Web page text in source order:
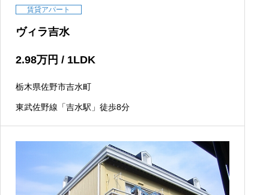
賃貸アパート
ヴィラ吉水
2.98万円 / 1LDK
栃木県佐野市吉水町
東武佐野線「吉水駅」徒歩8分